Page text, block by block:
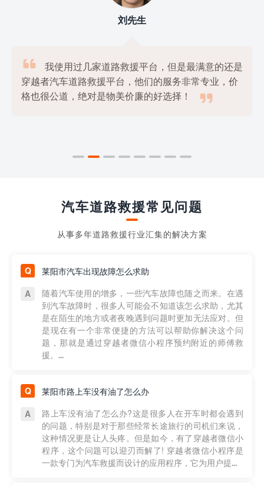
刘先生

我使用过几家道路救援平台，但是最满意的还是
穿越者汽车道路救援平台，他们的服务非常专业，价
格也很公道，绝对是物美价廉的好选择！

汽车道路救援常见问题
从事多年道路救援行业汇集的解决方案
莱阳市汽车出现故障怎么求助
随着汽车使用的增多，一些汽车故障也随之而来。在遇
到汽车故障时，很多人可能会不知道该怎么求助，尤其
是在陌生的地方或者夜晚遇到问题时更加无法应对。但
是现在有一个非常便捷的方法可以帮助你解决这个问
题，那就是通过穿越者微信小程序预约附近的师傅救
援。...
莱阳市路上车没有油了怎么办
路上车没有油了怎么办?这是很多人在开车时都会遇到
的问题，特别是对于那些经常长途旅行的司机们来说，
这种情况更是让人头疼。但是如今，有了穿越者微信小
程序，这个问题可以迎刃而解了! 穿越者微信小程序是
一款专门为汽车救援而设计的应用程序，它为用户提...